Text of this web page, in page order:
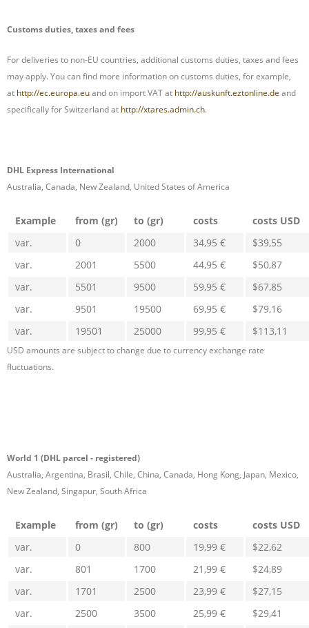
Customs duties, taxes and fees
For deliveries to non-EU countries, additional customs duties, taxes and fees
may apply. You can find more information on customs duties, for example,
at http://ec.europa.euand on import VAT at http://auskunft.eztonline.de and
specifically for Switzerland at http://xtares.admin.ch.
DHL Express International
Australia, Canada, New Zealand, United States of America
Example from (gr) to (gr) costs
costs USD
var.
0 2000 34,95 €
$39,55
var.
2001 5500 44,95 €
$50,87
var.
5501 9500 59,95 €
$67,85
var.
9501 19500 69,95 €
$79,16
var.
19501 25000 99,95 € $113,11
USD amounts are subject to change due to currency exchange rate
fluctuations.
World 1 (DHL parcel - registered)
Australia, Argentina, Brasil, Chile, China, Canada, Hong Kong, Japan, Mexico,
New Zealand, Singapur, South Africa
Example from (gr) to (gr) costs
costs USD
var.
0 800 19,99 €
$22,62
var.
801 1700 21,99 €
$24,89
var.
1701 2500 23,99 €
$27,15
var.
2500 3500 25,99 € $29,41